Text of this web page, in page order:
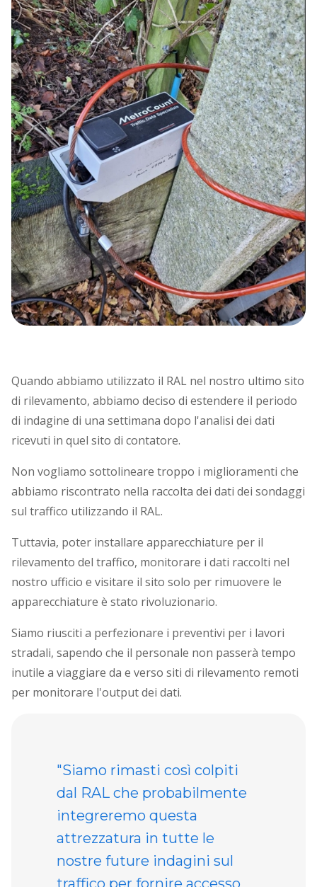
Quando abbiamo utilizzato il RAL nel nostro ultimo sito
di rilevamento, abbiamo deciso di estendere il periodo
di indagine di una settimana dopo l'analisi dei dati
ricevuti in quel sito di contatore.
Non vogliamo sottolineare troppo i miglioramenti che
abbiamo riscontrato nella raccolta dei dati dei sondaggi
sul traffico utilizzando il RAL.
Tuttavia, poter installare apparecchiature per il
rilevamento del traffico, monitorare i dati raccolti nel
nostro ufficio e visitare il sito solo per rimuovere le
apparecchiature è stato rivoluzionario.
Siamo riusciti a perfezionare i preventivi per i lavori
stradali, sapendo che il personale non passerà tempo
inutile a viaggiare da e verso siti di rilevamento remoti
per monitorare l'output dei dati.
"Siamo rimasti così colpiti
dal RAL che probabilmente
integreremo questa
attrezzatura in tutte le
nostre future indagini sul